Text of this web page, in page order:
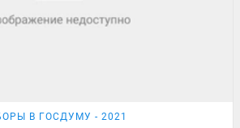
В ГОСДУМУ - 2021